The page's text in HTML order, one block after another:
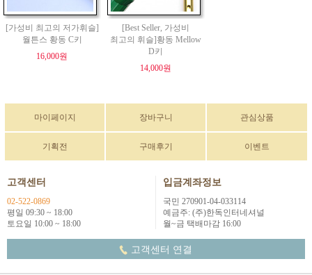
[가성비 최고의 저가휘슬]
월튼스 황동 C키
16,000원
[Best Seller, 가성비
최고의 휘슬]황동 Mellow
D키
14,000원
마이페이지 장바구니 관심상품
기획전 구매후기 이벤트
고객센터
02-522-0869
평일 09:30 ~ 18:00
토요일 10:00 ~ 18:00
입금계좌정보
국민 270901-04-033114
예금주: (주)한독인터네셔널
월~금 택배마감 16:00
고객센터 연결